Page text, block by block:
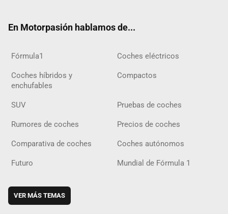
En Motorpasión hablamos de...
Fórmula1 Coches eléctricos
Coches híbridos y
enchufables
Compactos
SUV Pruebas de coches
Rumores de coches Precios de coches
Comparativa de coches Coches autónomos
Futuro Mundial de Fórmula 1
VER MÁS TEMAS